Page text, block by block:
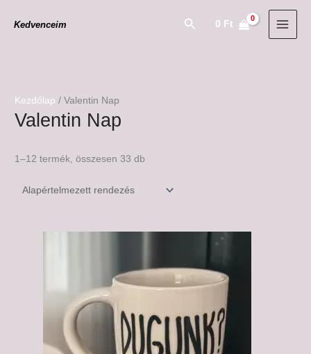
Kedvenceim Search
0 Ft
Kezdőlap / Valentin Nap
Valentin Nap
1–12 termék, összesen 33 db